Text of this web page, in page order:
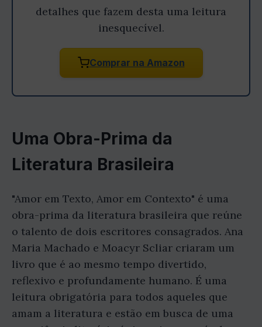
detalhes que fazem desta uma leitura
inesquecível.
Comprar na Amazon
Uma Obra-Prima da
Literatura Brasileira
"Amor em Texto, Amor em Contexto" é uma
obra-prima da literatura brasileira que reúne
o talento de dois escritores consagrados. Ana
Maria Machado e Moacyr Scliar criaram um
livro que é ao mesmo tempo divertido,
reflexivo e profundamente humano. É uma
leitura obrigatória para todos aqueles que
amam a literatura e estão em busca de uma